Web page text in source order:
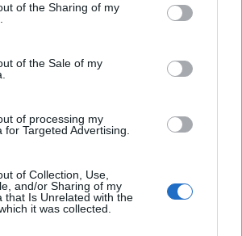
of the Sharing of my
of the Sale of my
of processing my
for Targeted Advertising.
of Collection, Use,
and/or Sharing of my
that Is Unrelated with the
it was collected.
Seuraava artikkeli
Nikolai Alho siirtyy ulkomaille